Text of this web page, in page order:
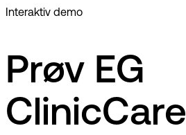
Interaktiv demo
Prøv EG
ClinicCare